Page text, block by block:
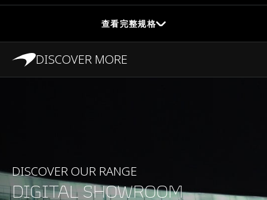
查看完整规格
0-100kph (62mph) 3.1s
DISCOVER MORE
DISCOVER OUR RANGE
DIGITAL SHOWROOM